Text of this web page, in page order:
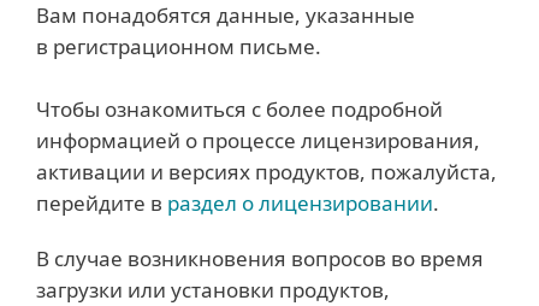
Вам понадобятся данные, указанные
в регистрационном письме.
Чтобы ознакомиться с более подробной
информацией о процессе лицензирования,
активации и версиях продуктов, пожалуйста,
перейдите в раздел о лицензировании.
В случае возникновения вопросов во время
загрузки или установки продуктов,